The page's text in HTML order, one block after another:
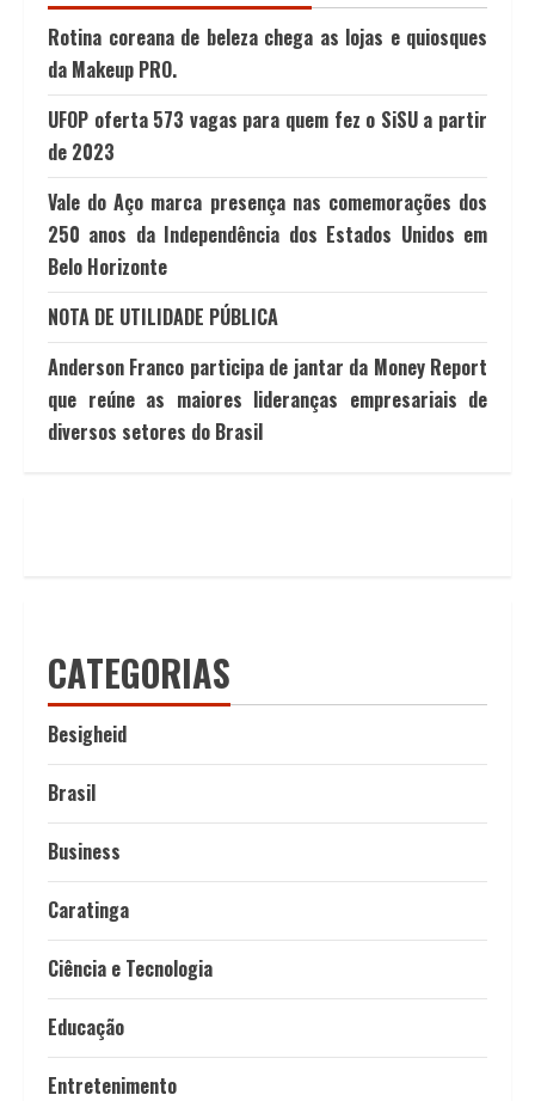
Rotina coreana de beleza chega as lojas e quiosques
da Makeup PRO.
UFOP oferta 573 vagas para quem fez o SiSU a partir
de 2023
Vale do Aço marca presença nas comemorações dos
250 anos da Independência dos Estados Unidos em
Belo Horizonte
NOTA DE UTILIDADE PÚBLICA
Anderson Franco participa de jantar da Money Report
que reúne as maiores lideranças empresariais de
diversos setores do Brasil
CATEGORIAS
Besigheid
Brasil
Business
Caratinga
Ciência e Tecnologia
Educação
Entretenimento